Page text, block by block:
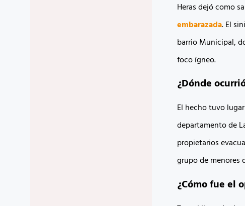
Heras dejó como
embarazada. El
barrio Municipal,
foco ígneo.
¿Dónde
El hecho tuvo
departamento de
propietarios
grupo de menores
¿Cómo fue el